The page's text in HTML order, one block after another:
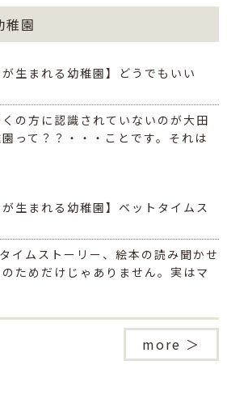
稚園
生まれる幼稚園】どうでもいい
されていないのが大田
って？？・・・ことです。それは
生まれる幼稚園】ベットタイムス
イムストーリー、絵本の読み聞かせ
ためだけじゃありません。実はマ
more ＞